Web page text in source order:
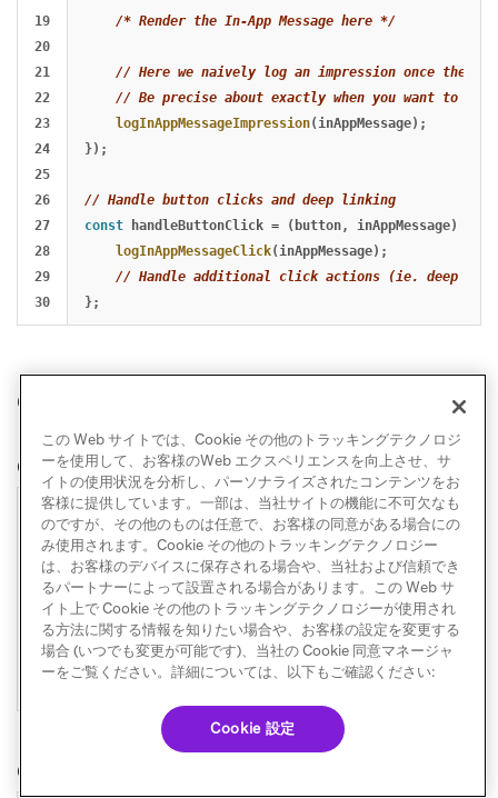
19
20
21
22
23
24
25
26
27
28
29
/* Render the In-App Message here */
// Here we naively log an impression once the
// Be precise about exactly when you want to
logInAppMessageImpression(inAppMessage);
});
// Handle button clicks and deep linking
const
handleButtonClick = ( button, inAppMessage)
logInAppMessageClick(inAppMessage);
// Handle additional click actions (ie. deep
};
Content Cards
Content Cardsの表示
1
import { showContentCards } from "@braze/web-sdk"
// Show content cards in default location
showContentCards();
// Show in specific container
const
container = document.getElementById (
content-
Content Cards更新のサブスクライブ
この Web サイトでは、Cookie その他のトラッキングテクノロジ
ーを使用して、お客様のWeb エクスペリエンスを向上させ、サ
イトの使用状況を分析し、パーソナライズされたコンテンツをお
客様に提供しています。一部は、当社サイトの機能に不可欠なも
のですが、その他のものは任意で、お客様の同意がある場合にの
み使用されます。Cookie その他のトラッキングテクノロジー
は、お客様のデバイスに保存される場合や、当社および信頼でき
るパートナーによって設置される場合があります。この Web サ
イト上で Cookie その他のトラッキングテクノロジーが使用され
る方法に関する情報を知りたい場合や、お客様の設定を変更する
場合 (いつでも変更が可能です)、当社の Cookie 同意マネージャ
ーをご覧ください。詳細については、以下もご確認ください:
Cookie 設定